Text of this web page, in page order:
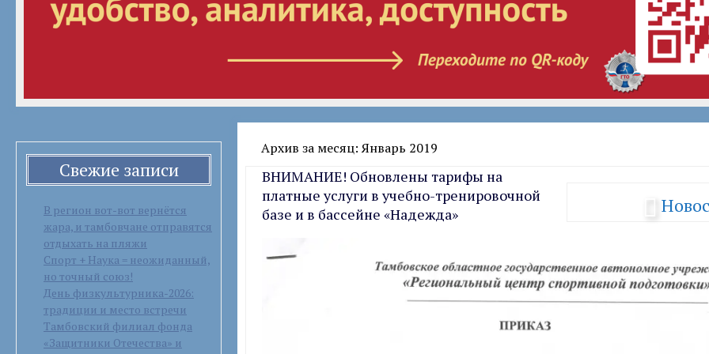
Свежие записи
В регион вот-вот вернётся
жара, и тамбовчане отправятся
отдыхать на пляжи
Спорт + Наука = неожиданный,
но точный союз!
День физкультурника-2026:
традиции и место встречи
Тамбовский филиал фонда
«Защитники Отечества» и
Архив за месяц: Январь 2019
ВНИМАНИЕ! Обновлены тарифы на
платные услуги в учебно-тренировочной
базе и в бассейне «Надежда»